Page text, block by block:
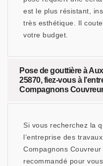
est le plus résistant,
très esthétique. Il
votre budget.
Pose de gouttière à
25870, fiez-vous à
Compagnons
Si vous recherchez la
l’entreprise des
Compagnons
recommandé pour